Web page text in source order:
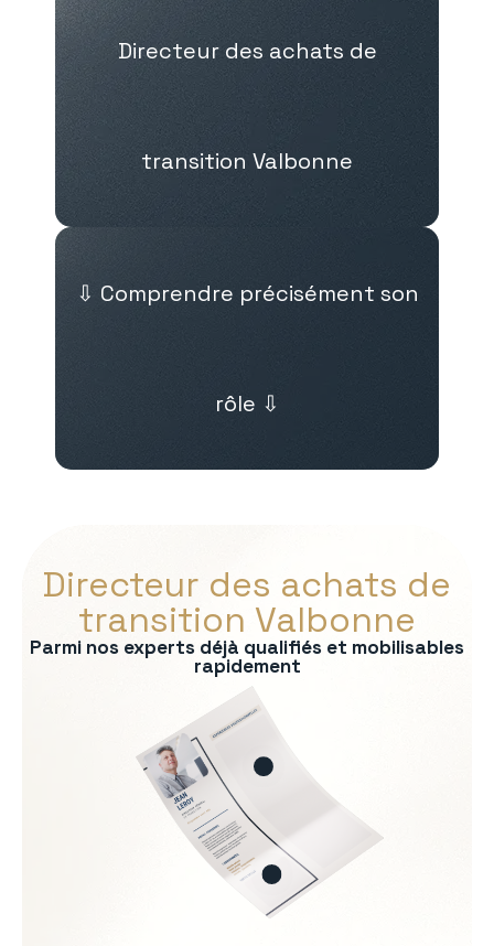
Directeur des achats de
transition Valbonne
⇩ Comprendre précisément son
rôle ⇩
Directeur des achats de
transition Valbonne
Parmi nos experts déjà qualifiés et mobilisables
rapidement
Soft Skills recherchées :
Sens de la négociation et
Rigueur analytique et
Vision stratégique et long